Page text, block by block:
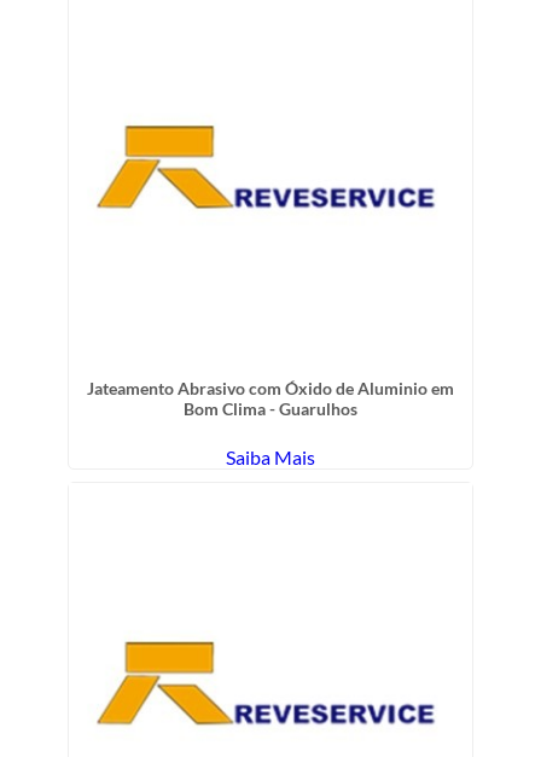
Jateamento Abrasivo com Óxido de Aluminio em
Bom Clima - Guarulhos
Saiba Mais